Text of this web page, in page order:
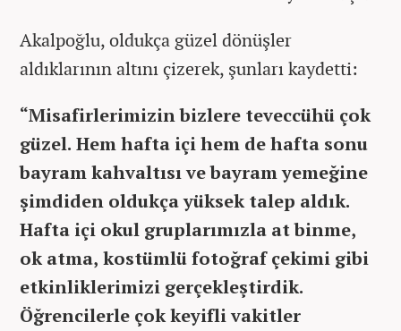
Akalpoğlu, oldukça güzel dönüşler
aldıklarının altını çizerek, şunları kaydetti:
“Misafirlerimizin bizlere teveccühü çok
güzel. Hem hafta içi hem de hafta sonu
bayram kahvaltısı ve bayram yemeğine
şimdiden oldukça yüksek talep aldık.
Hafta içi okul gruplarımızla at binme,
ok atma, kostümlü fotoğraf çekimi gibi
etkinliklerimizi gerçekleştirdik.
Öğrencilerle çok keyifli vakitler